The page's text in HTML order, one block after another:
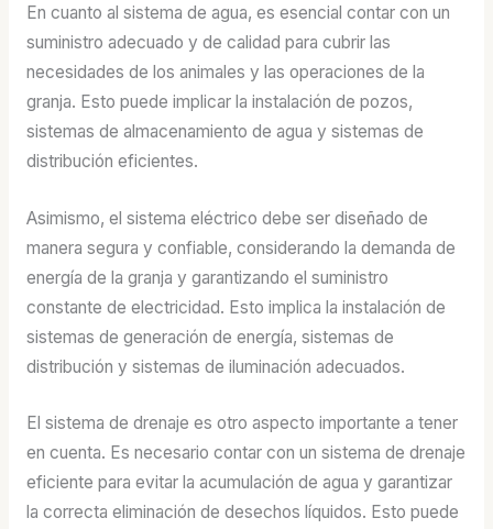
En cuanto al sistema de agua, es esencial contar con un
suministro adecuado y de calidad para cubrir las
necesidades de los animales y las operaciones de la
granja. Esto puede implicar la instalación de pozos,
sistemas de almacenamiento de agua y sistemas de
distribución eficientes.
Asimismo, el sistema eléctrico debe ser diseñado de
manera segura y confiable, considerando la demanda de
energía de la granja y garantizando el suministro
constante de electricidad. Esto implica la instalación de
sistemas de generación de energía, sistemas de
distribución y sistemas de iluminación adecuados.
El sistema de drenaje es otro aspecto importante a tener
en cuenta. Es necesario contar con un sistema de drenaje
eficiente para evitar la acumulación de agua y garantizar
la correcta eliminación de desechos líquidos. Esto puede